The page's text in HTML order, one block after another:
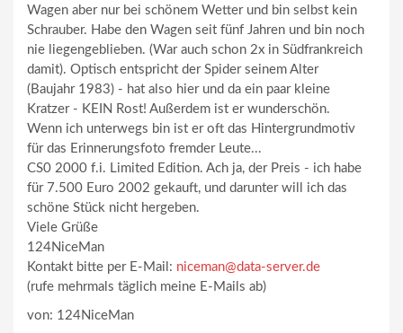
Wagen aber nur bei schönem Wetter und bin selbst kein
Schrauber. Habe den Wagen seit fünf Jahren und bin noch
nie liegengeblieben. (War auch schon 2x in Südfrankreich
damit). Optisch entspricht der Spider seinem Alter
(Baujahr 1983) - hat also hier und da ein paar kleine
Kratzer - KEIN Rost! Außerdem ist er wunderschön.
Wenn ich unterwegs bin ist er oft das Hintergrundmotiv
für das Erinnerungsfoto fremder Leute...
CS0 2000 f.i. Limited Edition. Ach ja, der Preis - ich habe
für 7.500 Euro 2002 gekauft, und darunter will ich das
schöne Stück nicht hergeben.
Viele Grüße
124NiceMan
Kontakt bitte per E-Mail: niceman@data-server.de
(rufe mehrmals täglich meine E-Mails ab)
von: 124NiceMan